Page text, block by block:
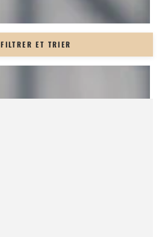
FILTRER ET TRIER